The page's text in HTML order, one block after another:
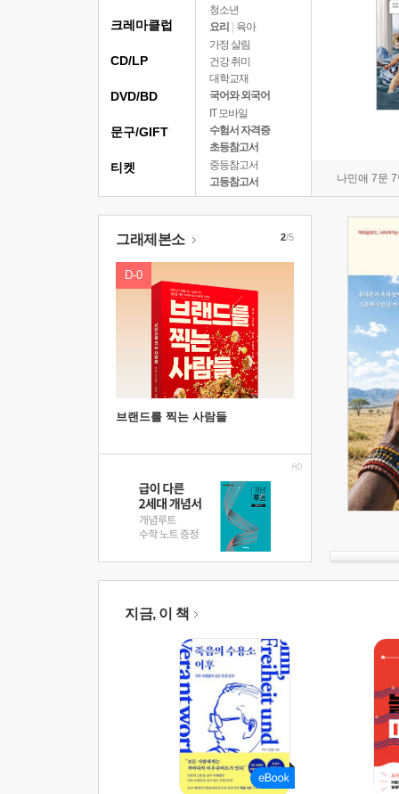
청소년
요리
육아
가정 살림
건강 취미
대학교재
국어와 외국어
IT 모바일
수험서 자격증
초등참고서
중등참고서
고등참고서
나민애 7문
크레마클럽
CD/LP
DVD/BD
문구/GIFT
티켓
그래제본소
D-0
브랜드를 찍는 사람들
2/5
지금, 이 책